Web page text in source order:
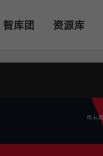
智库团 资源库